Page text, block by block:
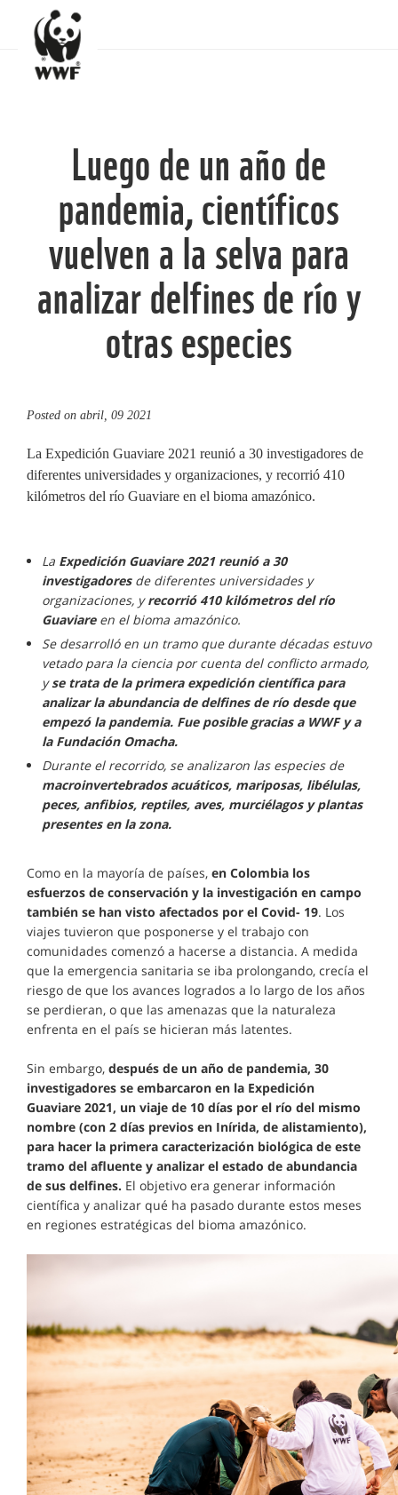
Luego de un año de
pandemia, científicos
vuelven a la selva para
analizar delfines de río y
otras especies
Posted on abril, 09 2021
La Expedición Guaviare 2021 reunió a 30 investigadores de
diferentes universidades y organizaciones, y recorrió 410
kilómetros del río Guaviare en el bioma amazónico.
La Expedición Guaviare 2021 reunió a 30
investigadores de diferentes universidades y
organizaciones, yrecorrió 410 kilómetros del río
Guaviareen el bioma amazónico.
Se desarrolló en un tramo que durante décadas estuvo
vetado para la ciencia por cuenta del conflicto armado,
yse trata de la primera expedición científica para
analizar la abundancia de delfines de río desde que
empezó la pandemia. Fue posible gracias a WWF y a
la Fundación Omacha.
Durante el recorrido, se analizaron las especies de
macroinvertebrados acuáticos, mariposas, libélulas,
peces, anfibios, reptiles, aves, murciélagos y plantas
presentes en la zona.
Como en la mayoría de países, en Colombia los
esfuerzos de conservación y la investigación en campo
también se han visto afectados por el Covid- 19. Los
viajes tuvieron que posponerse y el trabajo con
comunidades comenzó a hacerse a distancia. A medida
que la emergencia sanitaria se iba prolongando, crecía el
riesgo de que los avances logrados a lo largo de los años
se perdieran, o que las amenazas que la naturaleza
enfrenta en el país se hicieran más latentes.
Sin embargo, después de un año de pandemia, 30
investigadores se embarcaron en la Expedición
Guaviare 2021, un viaje de 10 días por el río del mismo
nombre (con 2 días previos en Inírida, de alistamiento),
para hacer la primera caracterización biológica de este
tramo del afluente y analizar el estado de abundancia
de sus delfines. El objetivo era generar información
científica y analizar qué ha pasado durante estos meses
en regiones estratégicas del bioma amazónico.